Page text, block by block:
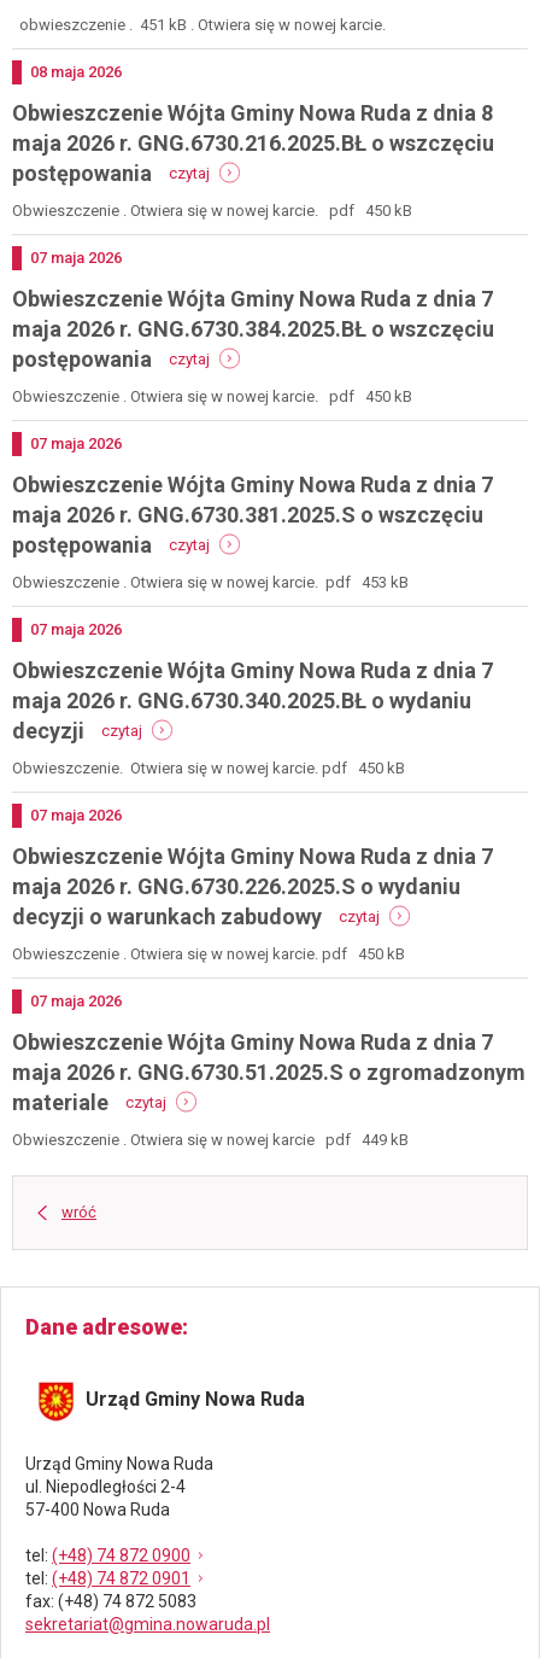
r.
gng.6730.131.2024.b
materiale
wójta
z
19
maja
r.
gng.6730.26.2025.s
materiale
obwieszczenie . 451 kB . Otwiera się w nowej karcie.
Dodano
08 maja 2026
Obwieszczenie Wójta Gminy Nowa Ruda z dnia 8
maja 2026 r. GNG.6730.216.2025.BŁ o wszczęciu
postępowania
czytaj
obwieszczenie
wójta
z
8
maja
r.
gng.6730.216.2025.bł
postępowania
Obwieszczenie . Otwiera się w nowej karcie. pdf 450 kB
Dodano
07 maja 2026
Obwieszczenie Wójta Gminy Nowa Ruda z dnia 7
maja 2026 r. GNG.6730.384.2025.BŁ o wszczęciu
postępowania
czytaj
obwieszczenie
wójta
z
7
maja
r.
gng.6730.384.2025.bł
postępowania
Obwieszczenie . Otwiera się w nowej karcie. pdf 450 kB
Dodano
07 maja 2026
Obwieszczenie Wójta Gminy Nowa Ruda z dnia 7
maja 2026 r. GNG.6730.381.2025.S o wszczęciu
postępowania
czytaj
obwieszczenie
wójta
z
7
r.
gng.6730.381.2025.s
postępowania
Obwieszczenie . Otwiera się w nowej karcie. pdf 453 kB
Dodano
07 maja 2026
Obwieszczenie Wójta Gminy Nowa Ruda z dnia 7
maja 2026 r. GNG.6730.340.2025.BŁ o wydaniu
decyzji
czytaj
obwieszczenie
wójta
z
7
maja
r.
gng.6730.340.2025.bł
decyzji
Obwieszczenie. Otwiera się w nowej karcie. pdf 450 kB
Dodano
07 maja 2026
Obwieszczenie Wójta Gminy Nowa Ruda z dnia 7
maja 2026 r. GNG.6730.226.2025.S o wydaniu
decyzji o warunkach zabudowy
czytaj
obwieszczenie
wójta
z
7
r.
o
Obwieszczenie . Otwiera się w nowej karcie. pdf 450 kB
Dodano
07 maja 2026
Obwieszczenie Wójta Gminy Nowa Ruda z dnia 7
maja 2026 r. GNG.6730.51.2025.S o zgromadzonym
materiale
czytaj
obwieszczenie
wójta
nowa
dnia
maja
r.
zgromadzonym
Obwieszczenie . Otwiera się w nowej karcie pdf 449 kB
wróć
Dane adresowe
Urząd Gminy Nowa Ruda
Urząd Gminy Nowa Ruda
ul. Niepodległości 2-4
57-400 Nowa Ruda
tel : (+48) 74 872 0900
tel : (+48) 74 872 0901
fax: (+48) 74 872 5083
sekretariat@gmina.nowaruda.pl